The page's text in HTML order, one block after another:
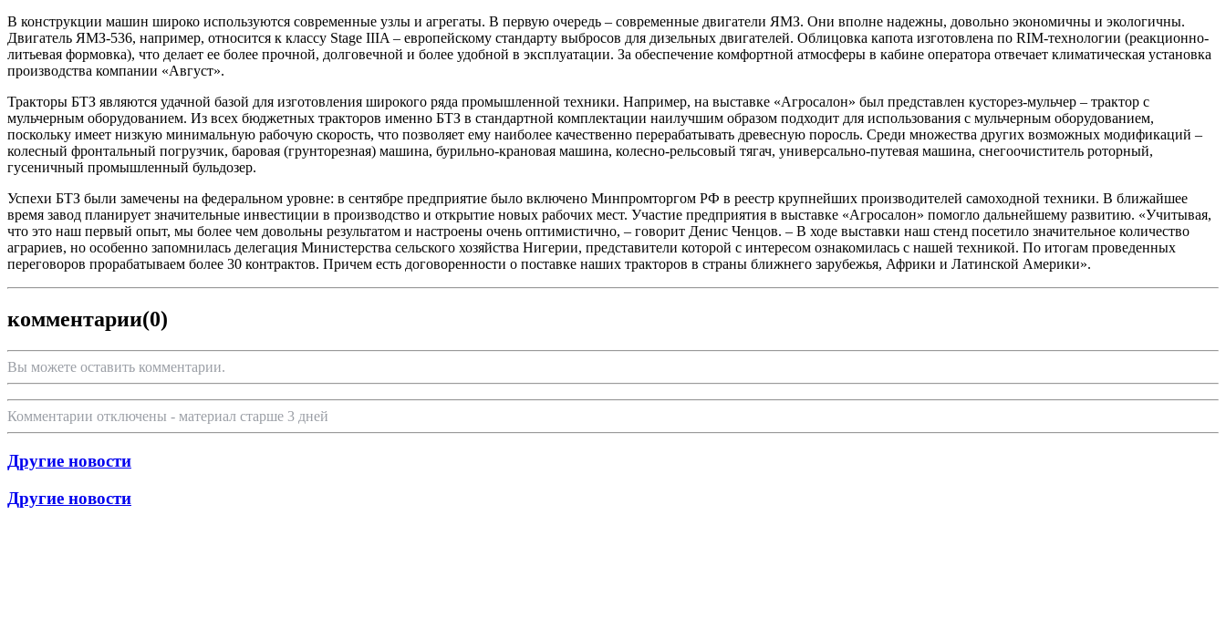
В конструкции машин широко используются современные узлы и агрегаты. В первую очередь – современные двигатели ЯМЗ. Они вполне надежны, довольно экономичны и экологичны.
Двигатель ЯМЗ-536, например, относится к классу Stage IIIA – европейскому стандарту выбросов для дизельных двигателей. Облицовка капота изготовлена по RIM-технологии (реакционно-
литьевая формовка), что делает ее более прочной, долговечной и более удобной в эксплуатации. За обеспечение комфортной атмосферы в кабине оператора отвечает климатическая установка
производства компании «Август».
Тракторы БТЗ являются удачной базой для изготовления широкого ряда промышленной техники. Например, на выставке «Агросалон» был представлен кусторез-мульчер – трактор с
мульчерным оборудованием. Из всех бюджетных тракторов именно БТЗ в стандартной комплектации наилучшим образом подходит для использования с мульчерным оборудованием,
поскольку имеет низкую минимальную рабочую скорость, что позволяет ему наиболее качественно перерабатывать древесную поросль. Среди множества других возможных модификаций –
колесный фронтальный погрузчик, баровая (грунторезная) машина, бурильно-крановая машина, колесно-рельсовый тягач, универсально-путевая машина, снегоочиститель роторный,
гусеничный промышленный бульдозер.
Успехи БТЗ были замечены на федеральном уровне: в сентябре предприятие было включено Минпромторгом РФ в реестр крупнейших производителей самоходной техники. В ближайшее
время завод планирует значительные инвестиции в производство и открытие новых рабочих мест. Участие предприятия в выставке «Агросалон» помогло дальнейшему развитию. «Учитывая,
что это наш первый опыт, мы более чем довольны результатом и настроены очень оптимистично, – говорит Денис Ченцов. – В ходе выставки наш стенд посетило значительное количество
аграриев, но особенно запомнилась делегация Министерства сельского хозяйства Нигерии, представители которой с интересом ознакомилась с нашей техникой. По итогам проведенных
переговоров прорабатываем более 30 контрактов. Причем есть договоренности о поставке наших тракторов в страны ближнего зарубежья, Африки и Латинской Америки».
комментарии(0)
Вы можете оставить комментарии.
Комментарии отключены - материал старше 3 дней
Другие новости
Другие новости